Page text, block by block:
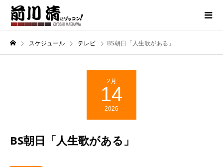
スケジュール テレビ BS朝日「人生歌がある」
2月
14
2026
BS朝日「人生歌がある」